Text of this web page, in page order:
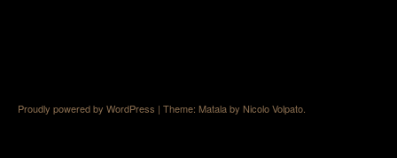
Proudly powered by WordPress | Theme: Matala by Nicolo Volpato.